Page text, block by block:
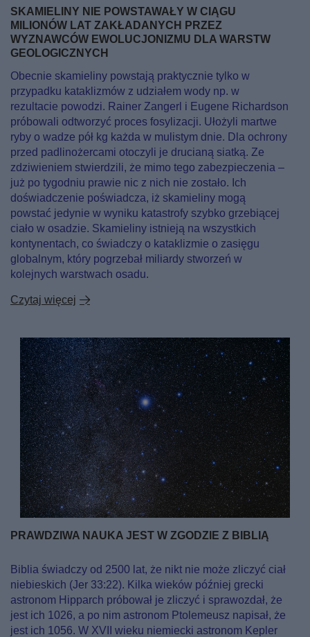
SKAMIELINY NIE POWSTAWAŁY W CIĄGU
MILIONÓW LAT ZAKŁADANYCH PRZEZ
WYZNAWCÓW EWOLUCJONIZMU DLA WARSTW
GEOLOGICZNYCH
Obecnie skamieliny powstają praktycznie tylko w
przypadku kataklizmów z udziałem wody np. w
rezultacie powodzi. Rainer Zangerl i Eugene Richardson
próbowali odtworzyć proces fosylizacji. Ułożyli martwe
ryby o wadze pół kg każda w mulistym dnie. Dla ochrony
przed padlinożercami otoczyli je drucianą siatką. Ze
zdziwieniem stwierdzili, że mimo tego zabezpieczenia –
już po tygodniu prawie nic z nich nie zostało. Ich
doświadczenie poświadcza, iż skamieliny mogą
powstać jedynie w wyniku katastrofy szybko grzebiącej
ciało w osadzie. Skamieliny istnieją na wszystkich
kontynentach, co świadczy o kataklizmie o zasięgu
globalnym, który pogrzebał miliardy stworzeń w
kolejnych warstwach osadu.
Czytaj więcej
PRAWDZIWA NAUKA JEST W ZGODZIE Z BIBLIĄ
Biblia świadczy od 2500 lat, że nikt nie może zliczyć ciał
niebieskich (Jer 33:22). Kilka wieków później grecki
astronom Hipparch próbował je zliczyć i sprawozdał, że
jest ich 1026, a po nim astronom Ptolemeusz napisał, że
jest ich 1056. W XVII wieku niemiecki astronom Kepler